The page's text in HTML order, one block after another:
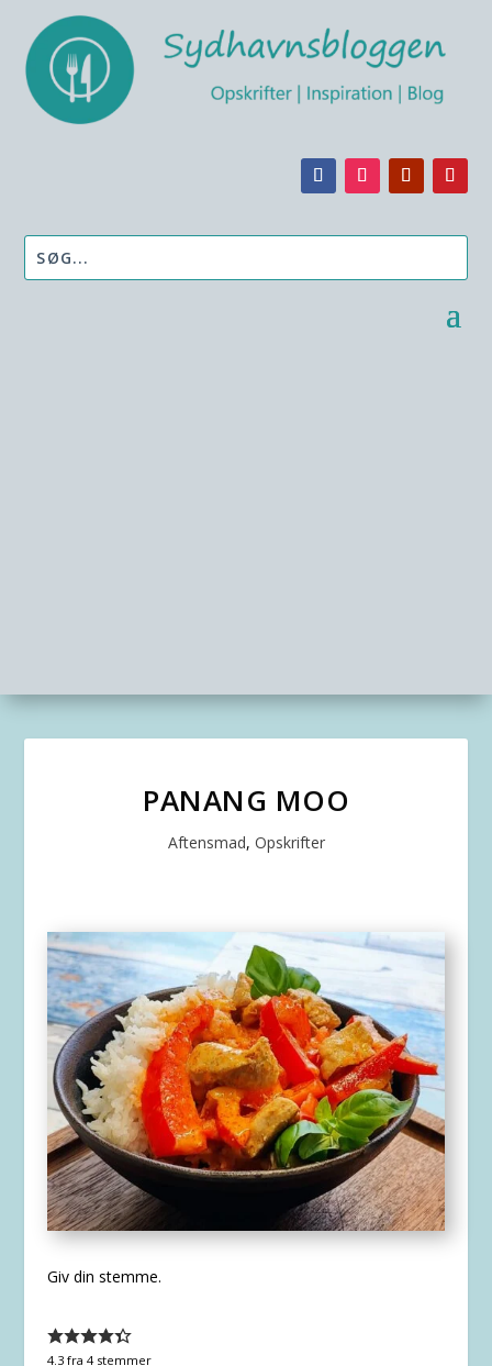
PANANG MOO
Aftensmad, Opskrifter
Giv din stemme.
4.3fra 4stemmer